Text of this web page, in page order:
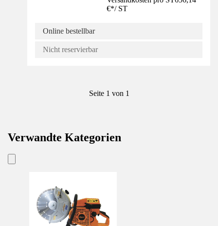
€*/ ST
Online bestellbar
Nicht reservierbar
Seite 1 von 1
Verwandte Kategorien